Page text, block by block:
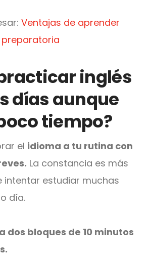
Ventajas de aprender
preparatoria
inglés
días aunque
tiempo?
el idioma a tu rutina con
La constancia es más
intentar estudiar muchas
día.
dos bloques de 10 minutos